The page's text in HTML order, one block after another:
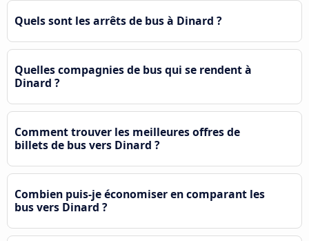
Quels sont les arrêts de bus à Dinard ?
Quelles compagnies de bus qui se rendent à
Dinard ?
Comment trouver les meilleures offres de
billets de bus vers Dinard ?
Combien puis-je économiser en comparant les
bus vers Dinard ?